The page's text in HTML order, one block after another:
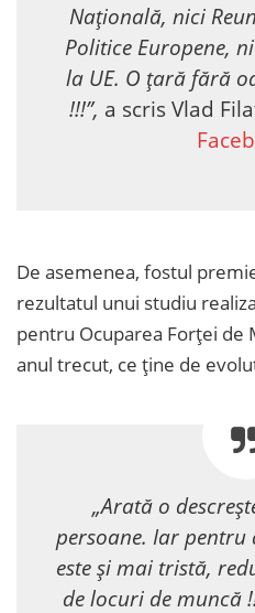
Națională, nici
Politice Europene,
la UE. O țară fără
!!!”, a scris Vlad
De asemenea, fostul
rezultatul unui studiu
pentru Ocuparea Forței de
anul trecut, ce ține de
„Arată o
persoane. Iar pentru
este și mai tristă,
de locuri de muncă